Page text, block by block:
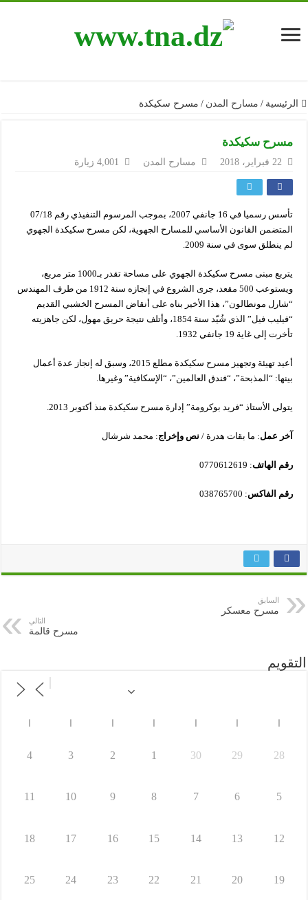
الرئيسية / مسارح المدن / مسرح سكيكدة
مسرح سكيكدة
22 فبراير، 2018 مسارح المدن 4,001 زيارة
تأسس رسميا في 16 جانفي 2007، بموجب المرسوم التنفيذي رقم 07/18
المتضمن القانون الأساسي للمسارح الجهوية، لكن مسرح سكيكدة الجهوي
لم ينطلق سوى في سنة 2009.
يتربع مبنى مسرح سكيكدة الجهوي على مساحة تقدر بـ1000 متر مربع،
ويستوعب 500 مقعد، جرى الشروع في إنجازه سنة 1912 من طرف المهندس
“شارل مونطالون”، هذا الأخير بناه على أنقاض المسرح الخشبي القديم
“فيليب فيل” الذي شُيّد سنة 1854، وأتلف نتيجة حريق مهول، لكن جاهزيته
تأخرت إلى غاية 19 جانفي 1932.
أعيد تهيئة وتجهيز مسرح سكيكدة مطلع 2015، وسبق له إنجاز عدة أعمال
بينها: “المذبحة”، “فندق العالمين”، “الإسكافية” وغيرها.
يتولى الأستاذ “فريد بوكرومة” إدارة مسرح سكيكدة منذ أكتوبر 2013.
آخر عمل: ما بقات هدرة / نص وإخراج: محمد شرشال
رقم الهاتف: 0770612619
رقم الفاكس: 038765700
السابق
مسرح معسكر
التالي
مسرح قالمة
التقويم
28
29
30
1
2
3
4
5
6
7
8
9
10
11
12
13
14
15
16
17
18
19
20
21
22
23
24
25